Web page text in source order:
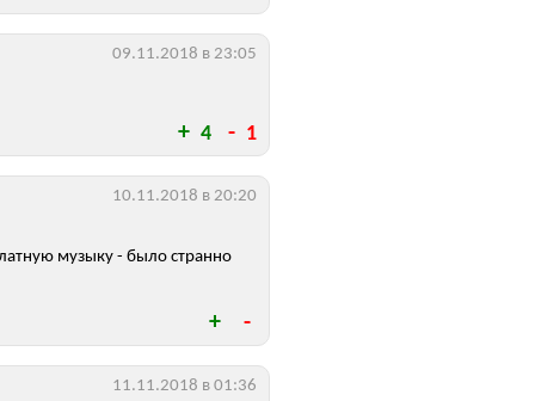
4 1
09.11.2018 в 23:05
музыку - было странно
10.11.2018 в 20:20
11.11.2018 в 01:36